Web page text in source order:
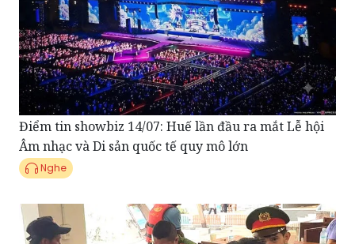
Điểm tin showbiz 14/07: Huế lần đầu ra mắt Lễ hội
Âm nhạc và Di sản quốc tế quy mô lớn
Nghe